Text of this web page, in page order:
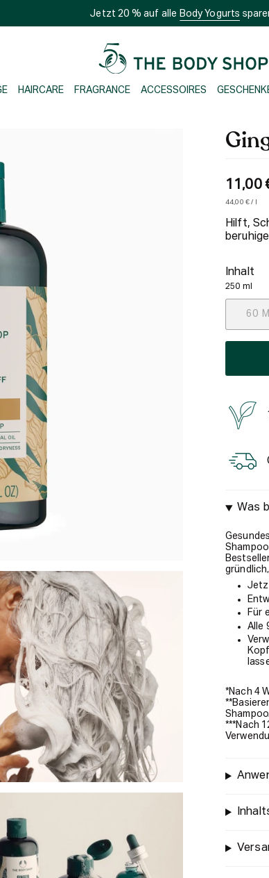
HAIRCARE FRAGRANCE ACCESSOIRES
Jetzt 20 % auf alle Body Yogurts
11,00
Einheitspreis
44,00 € /pro
Hilft,
Inhalt
250 ml
60
Was
Für
Alle
*Nach 4
Shampoo.
***Nach